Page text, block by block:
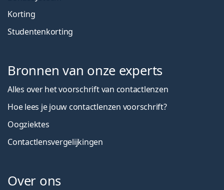
Korting
Studentenkorting
Bronnen van onze experts
Alles over het voorschrift van contactlenzen
Hoe lees je jouw contactlenzen voorschrift?
Oogziektes
Contactlensvergelijkingen
Over ons